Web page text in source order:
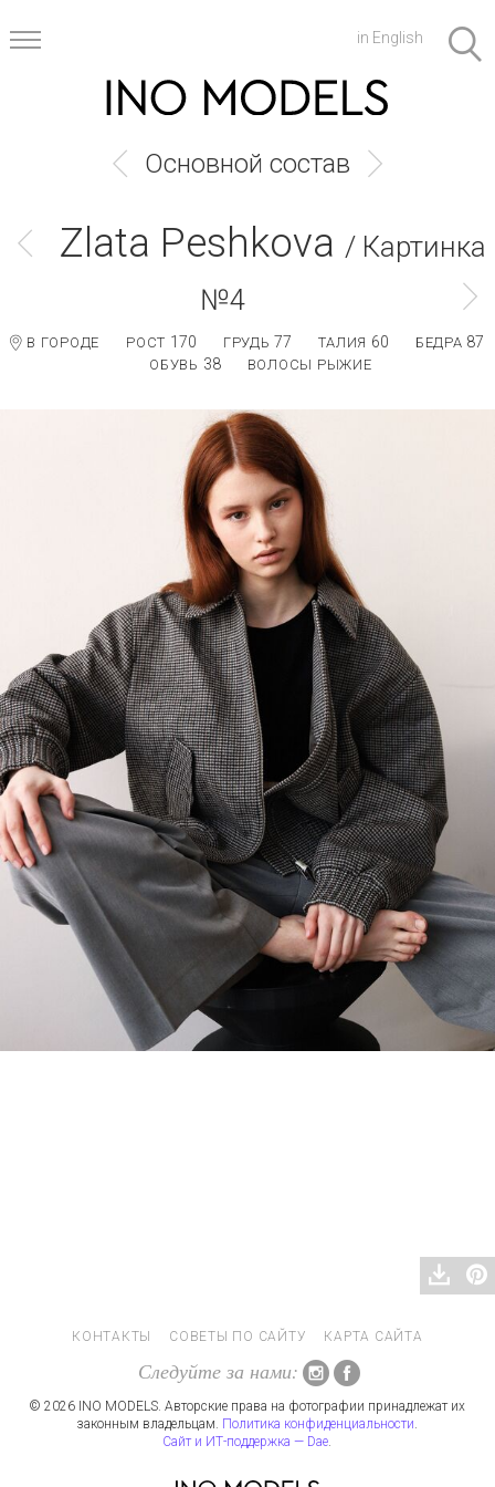
in English
Основной состав
Zlata Peshkova / Картинка
№4
В ГОРОДЕ РОСТ 170 ГРУДЬ 77 ТАЛИЯ 60 БЕДРА 87
ОБУВЬ 38 ВОЛОСЫ РЫЖИЕ
КОНТАКТЫ СОВЕТЫ ПО САЙТУ КАРТА САЙТА
Следуйте за нами:
© 2026 INO MODELS. Авторские права на фотографии принадлежат их
законным владельцам. Политика конфиденциальности.
Сайт и ИТ-поддержка — Dae.